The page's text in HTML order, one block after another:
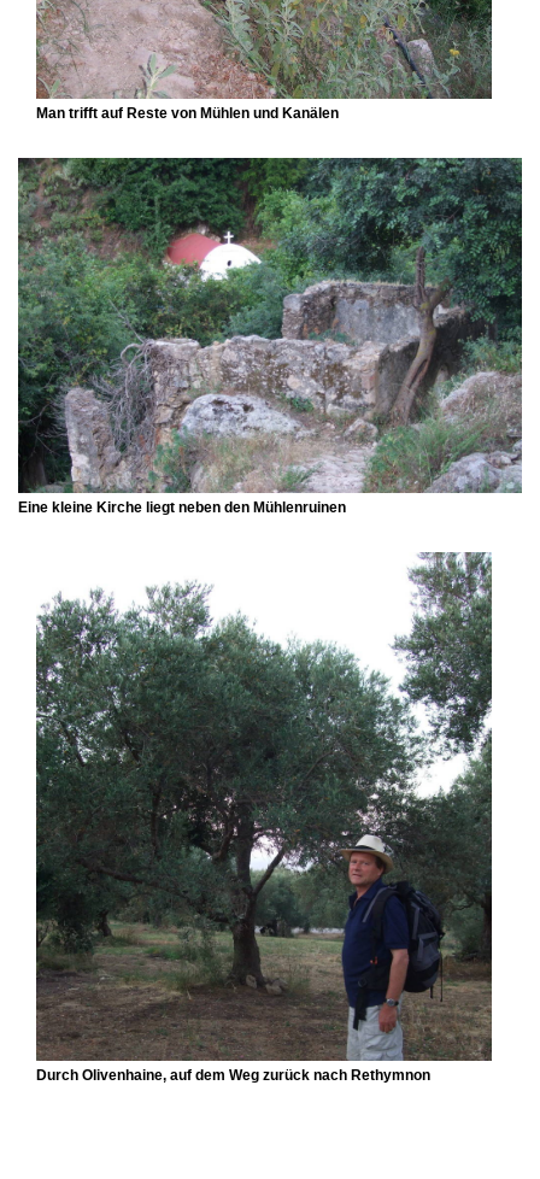
Man trifft auf Reste von Mühlen und Kanälen
Eine kleine Kirche liegt neben den Mühlenruinen
Durch Olivenhaine, auf dem Weg zurück nach Rethymnon